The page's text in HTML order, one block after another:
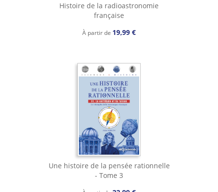
Histoire de la radioastronomie
française
À partir de 19,99 €
Une histoire de la pensée rationnelle
- Tome 3